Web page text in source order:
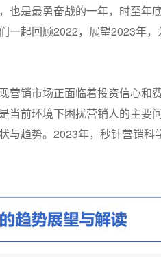
也是最勇奋战的一年，时至年
一起回顾2022，展望2023年
营销市场正面临着投资信心和
当前环境下困扰营销人的主要
与趋势。2023年，秒针营销